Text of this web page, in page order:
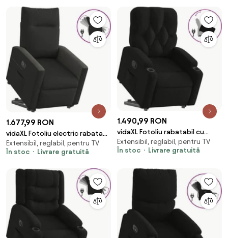
1.677,99 RON
vidaXL Fotoliu electric rabatabil
cu ridicare, negru, textil
Extensibil, reglabil, pentru TV
În stoc
Livrare gratuită
1.490,99 RON
vidaXL Fotoliu rabatabil cu
ridicare pe verticală, negru,
textil
Extensibil, reglabil, pentru TV
În stoc
Livrare gratuită